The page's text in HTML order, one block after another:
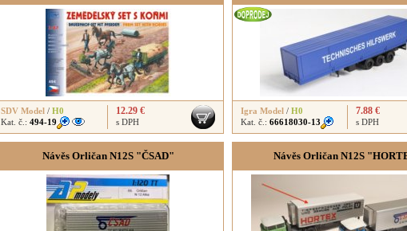
SDV Model / H0
Kat. č.: 494-19
12.29 €
s DPH
Igra Model / H0
Kat. č.: 66618030-13
7.88 €
s DPH
Návěs Orličan N12S "ČSAD" Návěs Orličan N12S